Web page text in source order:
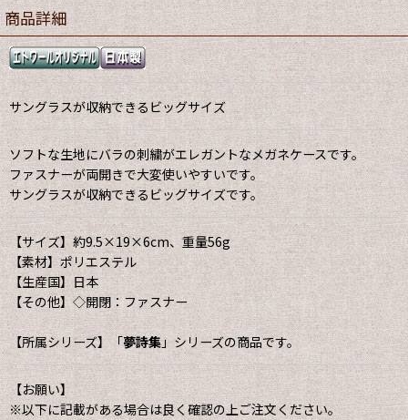
商品詳細
サングラスが収納できるビッグサイズ
ソフトな生地にバラの刺繍がエレガントなメガネケースです。
ファスナーが両開きで大変使いやすいです。
サングラスが収納できるビッグサイズです。
【サイズ】約9.5×19×6cm、重量56g
【素材】ポリエステル
【生産国】日本
【その他】◇開閉：ファスナー
【所属シリーズ】「夢詩集」シリーズの商品です。
【お願い】
※以下に記載がある場合は良く確認の上ご注文ください。